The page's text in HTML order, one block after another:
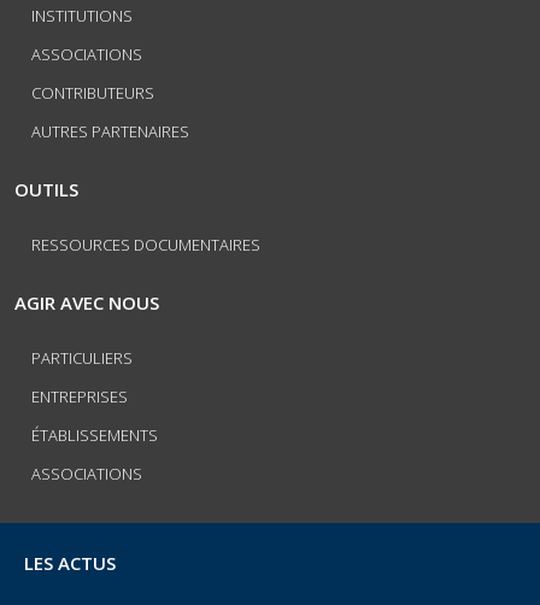
INSTITUTIONS
ASSOCIATIONS
CONTRIBUTEURS
AUTRES PARTENAIRES
OUTILS
RESSOURCES DOCUMENTAIRES
AGIR AVEC NOUS
PARTICULIERS
ENTREPRISES
ÉTABLISSEMENTS
ASSOCIATIONS
LES ACTUS